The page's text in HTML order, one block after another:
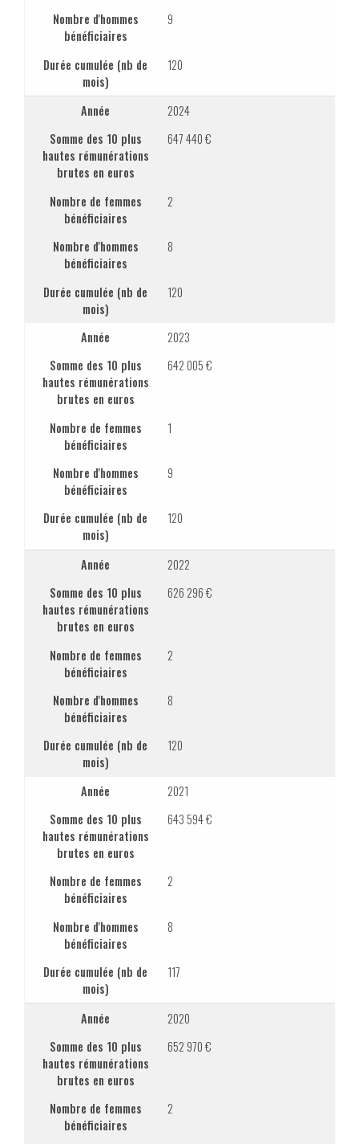
Nombre d'hommes
bénéficiaires
9
Durée cumulée (nb de
mois)
120
Année
2024
Somme des 10 plus
hautes rémunérations
brutes en euros
647 440 €
Nombre de femmes
bénéficiaires
2
Nombre d'hommes
bénéficiaires
8
Durée cumulée (nb de
mois)
120
Année
2023
Somme des 10 plus
hautes rémunérations
brutes en euros
642 005 €
Nombre de femmes
bénéficiaires
1
Nombre d'hommes
bénéficiaires
9
Durée cumulée (nb de
mois)
120
Année
2022
Somme des 10 plus
hautes rémunérations
brutes en euros
626 296 €
Nombre de femmes
bénéficiaires
2
Nombre d'hommes
bénéficiaires
8
Durée cumulée (nb de
mois)
120
Année
2021
Somme des 10 plus
hautes rémunérations
brutes en euros
643 594 €
Nombre de femmes
bénéficiaires
2
Nombre d'hommes
bénéficiaires
8
Durée cumulée (nb de
mois)
117
Année
2020
Somme des 10 plus
hautes rémunérations
brutes en euros
652 970 €
Nombre de femmes
bénéficiaires
2